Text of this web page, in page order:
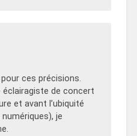
ces précisions.
de concert
et avant l’ubiquité
je